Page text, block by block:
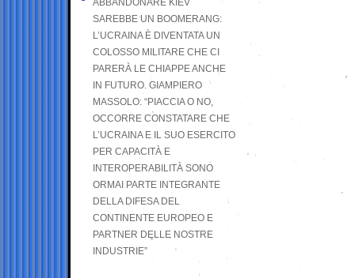
ABBANDONARE KIEV
SAREBBE UN BOOMERANG:
L’UCRAINA È DIVENTATA UN
COLOSSO MILITARE CHE CI
PARERÀ LE CHIAPPE ANCHE
IN FUTURO. GIAMPIERO
MASSOLO: “PIACCIA O NO,
OCCORRE CONSTATARE CHE
L’UCRAINA E IL SUO ESERCITO
PER CAPACITÀ E
INTEROPERABILITÀ SONO
ORMAI PARTE INTEGRANTE
DELLA DIFESA DEL
CONTINENTE EUROPEO E
PARTNER DELLE NOSTRE
INDUSTRIE”